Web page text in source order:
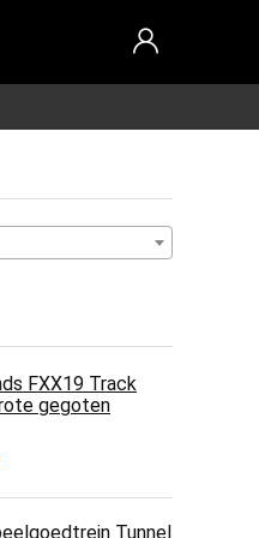
FXX19 Track
gegoten
Tunnel